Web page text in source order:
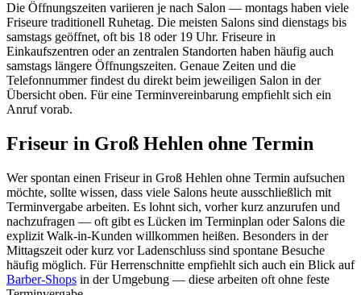
Die Öffnungszeiten variieren je nach Salon — montags haben viele
Friseure traditionell Ruhetag. Die meisten Salons sind dienstags bis
samstags geöffnet, oft bis 18 oder 19 Uhr. Friseure in
Einkaufszentren oder an zentralen Standorten haben häufig auch
samstags längere Öffnungszeiten. Genaue Zeiten und die
Telefonnummer findest du direkt beim jeweiligen Salon in der
Übersicht oben. Für eine Terminvereinbarung empfiehlt sich ein
Anruf vorab.
Friseur in Groß Hehlen ohne Termin
Wer spontan einen Friseur in Groß Hehlen ohne Termin aufsuchen
möchte, sollte wissen, dass viele Salons heute ausschließlich mit
Terminvergabe arbeiten. Es lohnt sich, vorher kurz anzurufen und
nachzufragen — oft gibt es Lücken im Terminplan oder Salons die
explizit Walk-in-Kunden willkommen heißen. Besonders in der
Mittagszeit oder kurz vor Ladenschluss sind spontane Besuche
häufig möglich. Für Herrenschnitte empfiehlt sich auch ein Blick auf
Barber-Shops in der Umgebung — diese arbeiten oft ohne feste